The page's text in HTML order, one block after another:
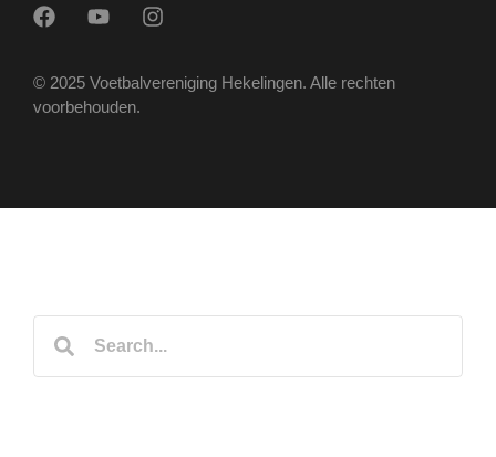
© 2025 Voetbalvereniging Hekelingen. Alle rechten
voorbehouden.